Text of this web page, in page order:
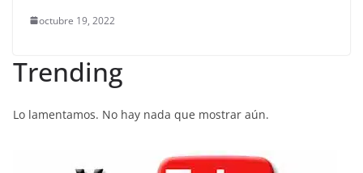
octubre 19, 2022
Trending
Lo lamentamos. No hay nada que mostrar aún.